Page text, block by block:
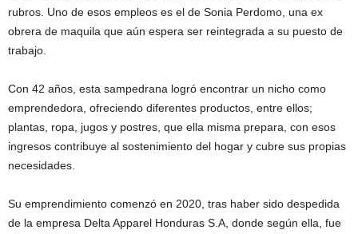
rubros. Uno de esos empleos es el de Sonia Perdomo, una ex
obrera de maquila que aún espera ser reintegrada a su puesto de
trabajo.
Con 42 años, esta sampedrana logró encontrar un nicho como
emprendedora, ofreciendo diferentes productos, entre ellos;
plantas, ropa, jugos y postres, que ella misma prepara, con esos
ingresos contribuye al sostenimiento del hogar y cubre sus propias
necesidades.
Su emprendimiento comenzó en 2020, tras haber sido despedida
de la empresa Delta Apparel Honduras S.A, donde según ella, fue